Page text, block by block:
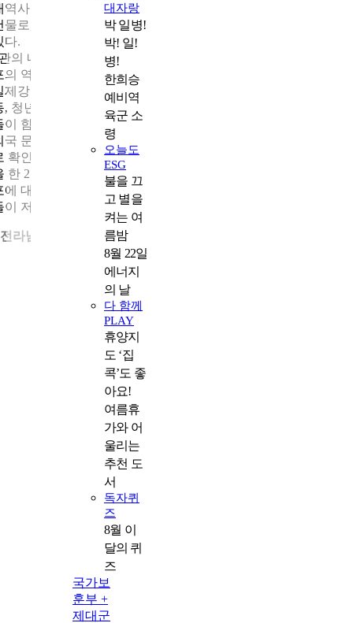
대자랑
박 일병!
박! 일!
병!
한희승
예비역
육군 소
령
오늘도
ESG
불을 끄
고 별을
켜는 여
름밤
8월 22일
에너지
의 날
다 함께
PLAY
휴양지
도 ‘집
콕’도 좋
아요!
여름휴
가와 어
울리는
추천 도
서
독자퀴
즈
8월 이
달의 퀴
즈
국가보
훈부 +
제대군
역사관 1관이다. 목포근대역사관 건물은 목포에서 가장 오래된
물로, 일제강점기에 일본 영사관 용도로 지어졌던 아픈 역사가
다.
의 내부 전시는 조선시대 목포의 개항부터 일제강점기까지 목
의 역사를 전체적으로 둘러볼 수 있도록 알차게 구성됐다. 비록
제강점기의 아픔이 새겨진 장소지만, 3.1 만세운동과 4.8 만세운
, 청년운동 등 목포 사람들이 일제에 저항했던 빛나는 삶의 모습
이 함께 기록되어 있어 감동을 준다. 항구도시인 목포의 특성상
국 문물을 활발하게 받아들여 다양한 근대 건축물의 모습도 전
확인할 수 있다.이어서 도보로 5분 남짓 걸으면 지난해 새 단장
한 2관에 도착한다. 이곳에서는 동양척식주식회사의 설립과 횡
에 대한 조선인들의 항거, 해군 목포경비부 사진 전시, 목포 사
이 저항해 온 모습을 표현한 영상 그래픽 전시를 만나볼 수 있
전라남도 목포시 영산로29번길 6, 전라남도 목포시 번화로 18